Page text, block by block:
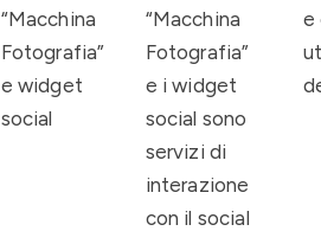
“Macchina
Fotografia”
e widget
social
“Macchina
Fotografia”
e i widget
social sono
servizi di
interazione
con il social
e